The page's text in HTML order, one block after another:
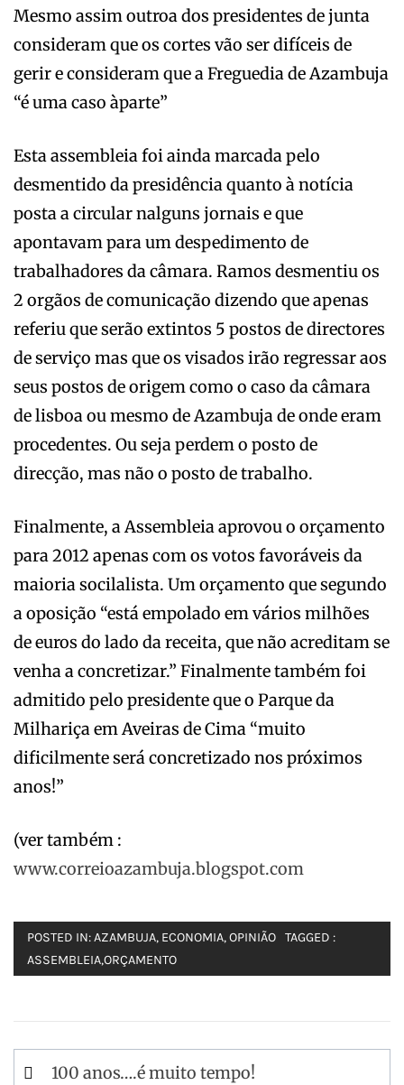
Mesmo assim outroa dos presidentes de junta
consideram que os cortes vão ser difíceis de
gerir e consideram que a Freguedia de Azambuja
“é uma caso àparte”
Esta assembleia foi ainda marcada pelo
desmentido da presidência quanto à notícia
posta a circular nalguns jornais e que
apontavam para um despedimento de
trabalhadores da câmara. Ramos desmentiu os
2 orgãos de comunicação dizendo que apenas
referiu que serão extintos 5 postos de directores
de serviço mas que os visados irão regressar aos
seus postos de origem como o caso da câmara
de lisboa ou mesmo de Azambuja de onde eram
procedentes. Ou seja perdem o posto de
direcção, mas não o posto de trabalho.
Finalmente, a Assembleia aprovou o orçamento
para 2012 apenas com os votos favoráveis da
maioria socilalista. Um orçamento que segundo
a oposição “está empolado em vários milhões
de euros do lado da receita, que não acreditam se
venha a concretizar.” Finalmente também foi
admitido pelo presidente que o Parque da
Milhariça em Aveiras de Cima “muito
dificilmente será concretizado nos próximos
anos!”
(ver também :
www.correioazambuja.blogspot.com
POSTED IN:AZAMBUJA, ECONOMIA,OPINIÃO TAGGED :
ASSEMBLEIA,ORÇAMENTO
Navegação
100 anos….é muito tempo!